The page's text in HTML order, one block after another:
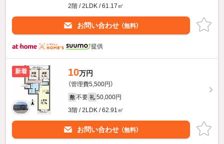
2階 / 2LDK / 61.17㎡
お問い合わせ （無料）
提供
新着 10万円
（管理費5,500円）
敷 不要 礼 50,000円
3階 / 2LDK / 62.91㎡
お問い合わせ （無料）